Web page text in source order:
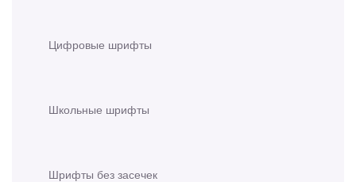
Цифровые шрифты
Школьные шрифты
Шрифты без засечек